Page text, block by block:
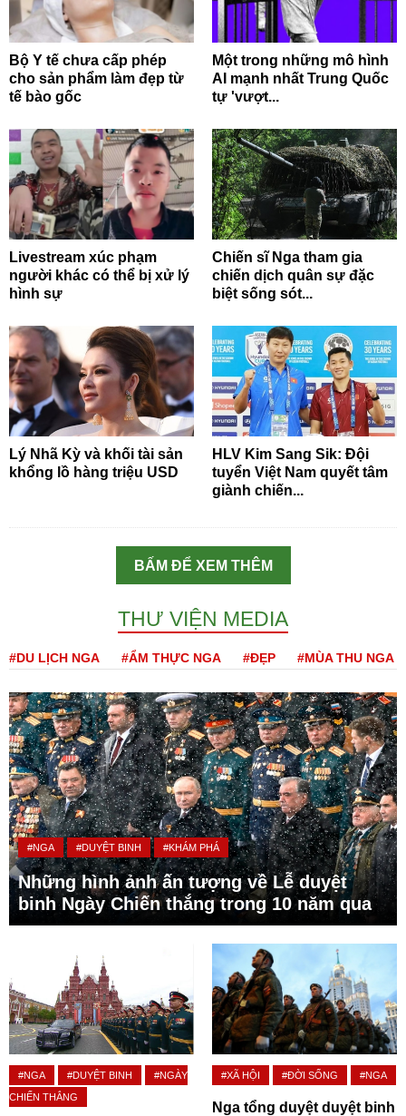
Bộ Y tế chưa cấp phép
cho sản phẩm làm đẹp từ
tế bào gốc
Một trong những mô hình
AI mạnh nhất Trung Quốc
tự 'vượt...
Livestream xúc phạm
người khác có thể bị xử lý
hình sự
Chiến sĩ Nga tham gia
chiến dịch quân sự đặc
biệt sống sót...
Lý Nhã Kỳ và khối tài sản
khổng lồ hàng triệu USD
HLV Kim Sang Sik: Đội
tuyển Việt Nam quyết tâm
giành chiến...
BẤM ĐỂ XEM THÊM
THƯ VIỆN MEDIA
#DU LỊCH NGA #ẨM THỰC NGA #ĐẸP #MÙA THU NGA
#NGA #DUYỆT BINH #KHÁM PHÁ
Những hình ảnh ấn tượng về Lễ duyệt
binh Ngày Chiến thắng trong 10 năm qua
#NGA #DUYỆT BINH
#NGÀY
CHIẾN THẮNG
#XÃ HỘI #ĐỜI SỐNG #NGA
Nga tổng duyệt duyệt binh